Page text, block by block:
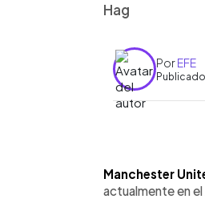
Hag
PorEFE
Publicado
►
Manchester
actualmente en